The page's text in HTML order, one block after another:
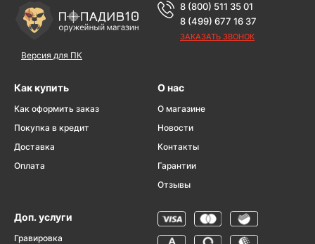
Версия для ПК
8 (800) 511 35 01
8 (499) 677 16 37
ЗАКАЗАТЬ ЗВОНОК
Как купить
Как оформить заказ
Покупка в кредит
Доставка
Оплата
О нас
О магазине
Новости
Контакты
Гарантии
Отзывы
Доп. услуги
Гравировка